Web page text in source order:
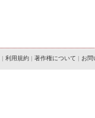
| 利用規約 | 著作権について | お問